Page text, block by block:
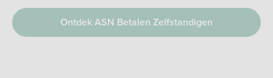
Ontdek ASN Betalen Zelfstandigen